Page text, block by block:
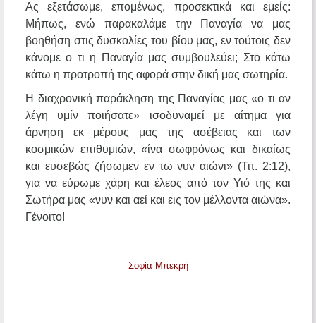
Ας εξετάσωμε, επομένως, προσεκτικά και εμείς:
Μήπως, ενώ παρακαλάμε την Παναγία να μας
βοηθήση στις δυσκολίες του βίου μας, εν τούτοις δεν
κάνομε ο τι η Παναγία μας συμβουλεύει; Στο κάτω
κάτω η προτροπή της αφορά στην δική μας σωτηρία.
Η διαχρονική παράκληση της Παναγίας μας «ο τι αν
λέγη υμίν ποιήσατε» ισοδυναμεί με αίτημα για
άρνηση εκ μέρους μας της ασέβειας και των
κοσμικών επιθυμιών, «ίνα σωφρόνως και δικαίως
και ευσεβώς ζήσωμεν εν τω νυν αιώνι» (Τιτ. 2:12),
για να εύρωμε χάρη και έλεος από τον Υιό της και
Σωτήρα μας «νυν και αεί και εις τον μέλλοντα αιώνα».
Γένοιτο!
Σοφία Μπεκρή